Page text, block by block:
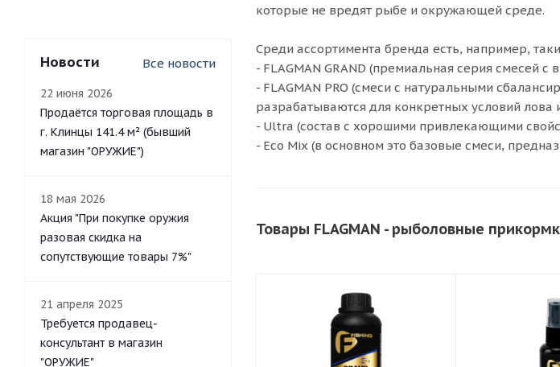
которые не вредят рыбе и окружающей среде.
Среди ассортимента бренда есть, например,
- FLAGMAN GRAND (премиальная серия смесей
- FLAGMAN PRO (смеси с натуральными
разрабатываются для конкретных условий
- Ultra (состав с хорошими привлекающими
- Eco Mix (в основном это базовые смеси,
Товары FLAGMAN - рыболовные
Новости Все новости
22 июня 2026
Продаётся торговая площадь в
г. Клинцы 141.4 м² (бывший
магазин "ОРУЖИЕ")
18 мая 2026
Акция "При покупке оружия
разовая скидка на
сопутствующие товары 7%"
21 апреля 2025
Требуется продавец-
консультант в магазин
"ОРУЖИЕ"